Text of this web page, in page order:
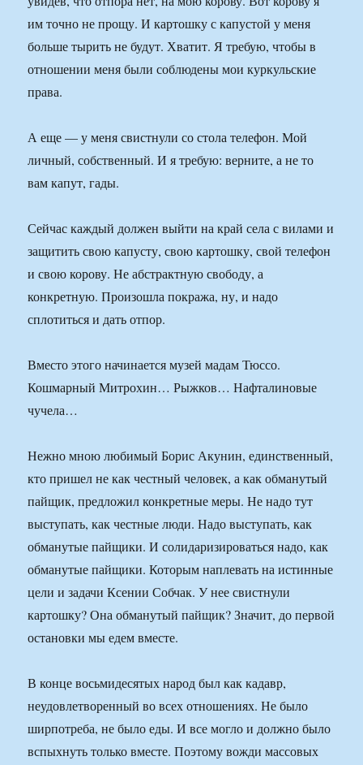
им точно не прощу. И картошку с капустой у меня
больше тырить не будут. Хватит. Я требую, чтобы в
отношении меня были соблюдены мои куркульские
права.
А еще — у меня свистнули со стола телефон. Мой
личный, собственный. И я требую: верните, а не то
вам капут, гады.
Сейчас каждый должен выйти на край села с вилами и
защитить свою капусту, свою картошку, свой телефон
и свою корову. Не абстрактную свободу, а
конкретную. Произошла покража, ну, и надо
сплотиться и дать отпор.
Вместо этого начинается музей мадам Тюссо.
Кошмарный Митрохин… Рыжков… Нафталиновые
чучела…
Нежно мною любимый Борис Акунин, единственный,
кто пришел не как честный человек, а как обманутый
пайщик, предложил конкретные меры. Не надо тут
выступать, как честные люди. Надо выступать, как
обманутые пайщики. И солидаризироваться надо, как
обманутые пайщики. Которым наплевать на истинные
цели и задачи Ксении Собчак. У нее свистнули
картошку? Она обманутый пайщик? Значит, до первой
остановки мы едем вместе.
В конце восьмидесятых народ был как кадавр,
неудовлетворенный во всех отношениях. Не было
ширпотреба, не было еды. И все могло и должно было
вспыхнуть только вместе. Поэтому вожди массовых